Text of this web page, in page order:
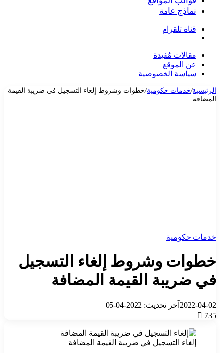
نماذج عامة
قناة تلقرام
مقالات مُفيدة
عن الموقع
سياسة الخصوصية
الرئيسية/خدمات حكومية/خطوات وشروط إلغاء التسجيل في ضريبة القيمة
المضافة
خدمات حكومية
خطوات وشروط إلغاء التسجيل
في ضريبة القيمة المضافة
2022-04-02 آخر تحديث: 2022-04-05
735
إلغاء التسجيل في ضريبة القيمة المضافة